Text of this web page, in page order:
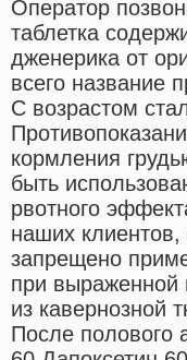
Оператор
таблетка
дженерика от
всего название
С возрастом
кормления
быть
рвотного
наших клиентов,
запрещено
при выраженной
из кавернозной
После полового